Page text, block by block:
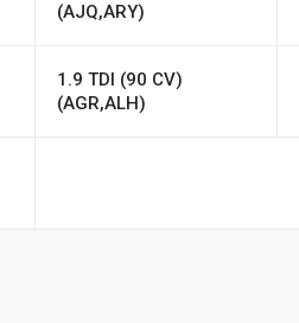
(AJQ,ARY)
1.9 TDI (90 CV)
(AGR,ALH)